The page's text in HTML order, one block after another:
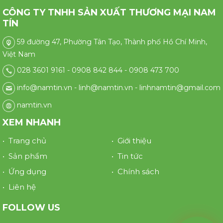
CÔNG TY TNHH SẢN XUẤT THƯƠNG MẠI NAM
TÍN
59 đường 47, Phường Tân Tạo, Thành phố Hồ Chí Minh,
Việt Nam
028 3601 9161 - 0908 842 844 - 0908 473 700
info@namtin.vn - linh@namtin.vn - linhnamtin@gmail.com
namtin.vn
XEM NHANH
• Trang chủ
• Giới thiệu
• Sản phẩm
• Tin tức
• Ứng dụng
• Chính sách
• Liên hệ
FOLLOW US